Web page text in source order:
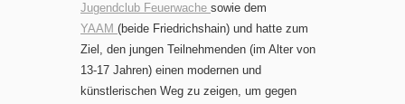
Jugendclub Feuerwache sowie dem
YAAM (beide Friedrichshain) und hatte zum
Ziel, den jungen Teilnehmenden (im Alter von
13-17 Jahren) einen modernen und
künstlerischen Weg zu zeigen, um gegen